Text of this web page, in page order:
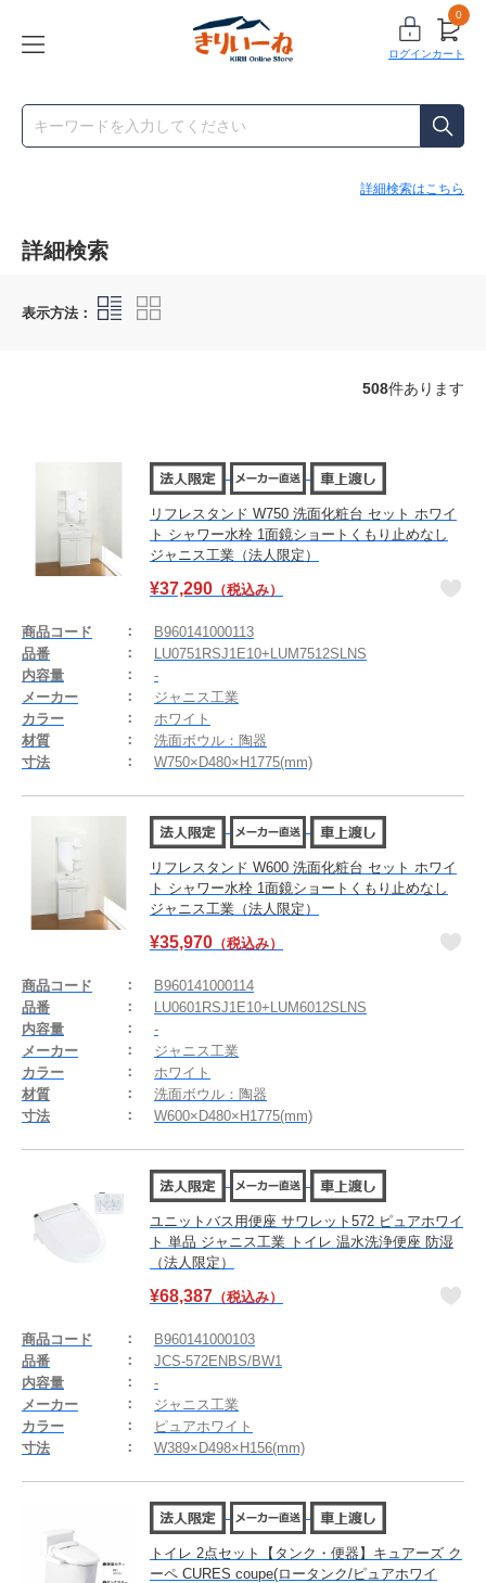
ログイン
0
カート
詳細検索はこちら
詳細検索
表示方法：
508件あります
リフレスタンド W750 洗面化粧台 セット ホワイ
ト シャワー水栓 1面鏡ショートくもり止めなし
ジャニス工業（法人限定）
¥37,290 （税込み）
商品コード
B960141000113
品番
LU0751RSJ1E10+LUM7512SLNS
内容量
-
メーカー
ジャニス工業
カラー
ホワイト
材質
洗面ボウル：陶器
寸法
W750×D480×H1775(mm)
リフレスタンド W600 洗面化粧台 セット ホワイ
ト シャワー水栓 1面鏡ショートくもり止めなし
ジャニス工業（法人限定）
¥35,970 （税込み）
商品コード
B960141000114
品番
LU0601RSJ1E10+LUM6012SLNS
内容量
-
メーカー
ジャニス工業
カラー
ホワイト
材質
洗面ボウル：陶器
寸法
W600×D480×H1775(mm)
ユニットバス用便座 サワレット572 ピュアホワイ
ト 単品 ジャニス工業 トイレ 温水洗浄便座 防湿
（法人限定）
¥68,387 （税込み）
商品コード
B960141000103
品番
JCS-572ENBS/BW1
内容量
-
メーカー
ジャニス工業
カラー
ピュアホワイト
寸法
W389×D498×H156(mm)
トイレ 2点セット【タンク・便器】キュアーズ ク
ーペ CURES coupe(ロータンク/ピュアホワイ